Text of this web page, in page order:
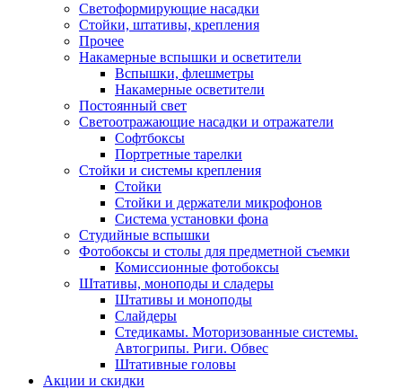
Светоформирующие насадки
Стойки, штативы, крепления
Прочее
Накамерные вспышки и осветители
Вспышки, флешметры
Накамерные осветители
Постоянный свет
Светоотражающие насадки и отражатели
Софтбоксы
Портретные тарелки
Стойки и системы крепления
Стойки
Стойки и держатели микрофонов
Система установки фона
Студийные вспышки
Фотобоксы и столы для предметной съемки
Комиссионные фотобоксы
Штативы, моноподы и сладеры
Штативы и моноподы
Слайдеры
Стедикамы. Моторизованные системы.
Автогрипы. Риги. Обвес
Штативные головы
Акции и скидки